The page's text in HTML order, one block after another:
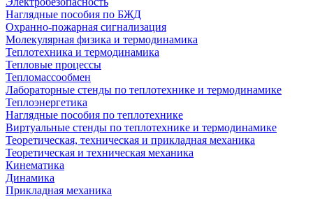
Наглядные пособия по БЖД
Охранно-пожарная сигнализация
Молекулярная физика и термодинамика
Теплотехника и термодинамика
Тепловые процессы
Тепломассообмен
Лабораторные стенды по теплотехнике и термодинамике
Теплоэнергетика
Наглядные пособия по теплотехнике
Виртуальные стенды по теплотехнике и термодинамике
Теоретическая, техническая и прикладная механика
Теоретическая и техническая механика
Кинематика
Динамика
Прикладная механика